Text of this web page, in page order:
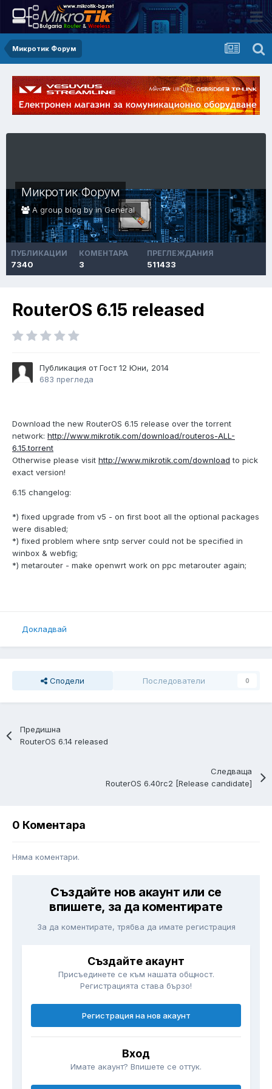
Микротик Форум
Микротик Форум
A group blog by inGeneral
ПУБЛИКАЦИИ
7340
КОМЕНТАРА
3
ПРЕГЛЕЖДАНИЯ
511433
RouterOS 6.15 released
Публикация от Гост12 Юни, 2014
683 прегледа
Download the new RouterOS 6.15 release over the torrent
network: http://www.mikrotik.com/download/routeros-ALL-
6.15.torrent
Otherwise please visit http://www.mikrotik.com/download to pick
exact version!
6.15 changelog:
*) fixed upgrade from v5 - on first boot all the optional packages
were disabled;
*) fixed problem where sntp server could not be specified in
winbox & webfig;
*) metarouter - make openwrt work on ppc metarouter again;
Докладвай
Сподели Последователи 0
Предишна
RouterOS 6.14 released
Следваща
RouterOS 6.40rc2 [Release candidate]
0 Коментара
Няма коментари.
Създайте нов акаунт или се
впишете, за да коментирате
За да коментирате, трябва да имате регистрация
Създайте акаунт
Присъединете се към нашата общност.
Регистрацията става бързо!
Регистрация на нов акаунт
Вход
Имате акаунт? Впишете се оттук.